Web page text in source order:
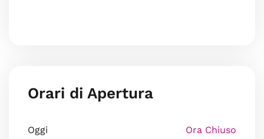
Orari di Apertura
Oggi Ora Chiuso